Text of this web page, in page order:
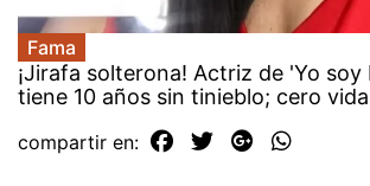
Fama
¡Jirafa solterona! Actriz de 'Yo soy
tiene 10 años sin tinieblo; cero
compartir en: